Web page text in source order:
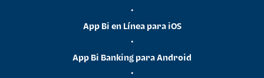
•
App Bi en Línea para iOS
•
App Bi Banking para Android
•